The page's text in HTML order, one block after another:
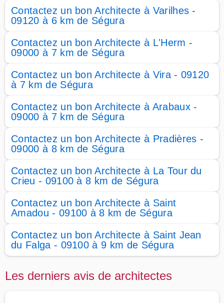
Contactez un bon Architecte à Varilhes -
09120 à 6 km de Ségura
Contactez un bon Architecte à L'Herm -
09000 à 7 km de Ségura
Contactez un bon Architecte à Vira - 09120
à 7 km de Ségura
Contactez un bon Architecte à Arabaux -
09000 à 7 km de Ségura
Contactez un bon Architecte à Pradières -
09000 à 8 km de Ségura
Contactez un bon Architecte à La Tour du
Crieu - 09100 à 8 km de Ségura
Contactez un bon Architecte à Saint
Amadou - 09100 à 8 km de Ségura
Contactez un bon Architecte à Saint Jean
du Falga - 09100 à 9 km de Ségura
Les derniers avis de architectes